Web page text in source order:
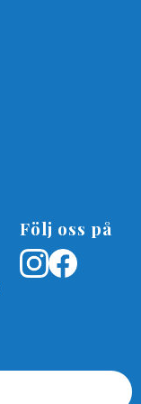
Följ oss på